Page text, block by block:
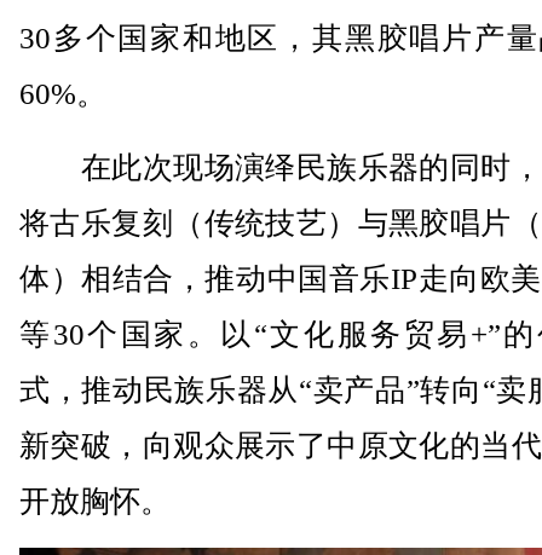
30多个国家和地区，其黑胶唱片产
60%。
在此次现场演绎民族乐器的同时
将古乐复刻（传统技艺）与黑胶唱片
体）相结合，推动中国音乐IP走向欧
等30个国家。以“文化服务贸易+”
式，推动民族乐器从“卖产品”转向“卖
新突破，向观众展示了中原文化的当
开放胸怀。